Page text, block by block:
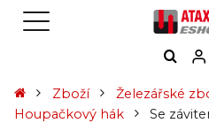
Zboží Železářské
Houpačkový hák
Se